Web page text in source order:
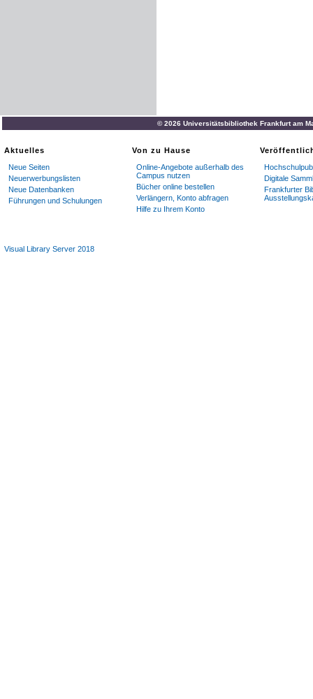
© 2026 Universitätsbibliothek Frankfurt am
Aktuelles
Neue Seiten
Neuerwerbungslisten
Neue Datenbanken
Führungen und Schulungen
Von zu Hause
Online-Angebote außerhalb des
Campus nutzen
Bücher online bestellen
Verlängern, Konto abfragen
Hilfe zu Ihrem Konto
Digitale
Frankfurter
Visual Library Server 2018